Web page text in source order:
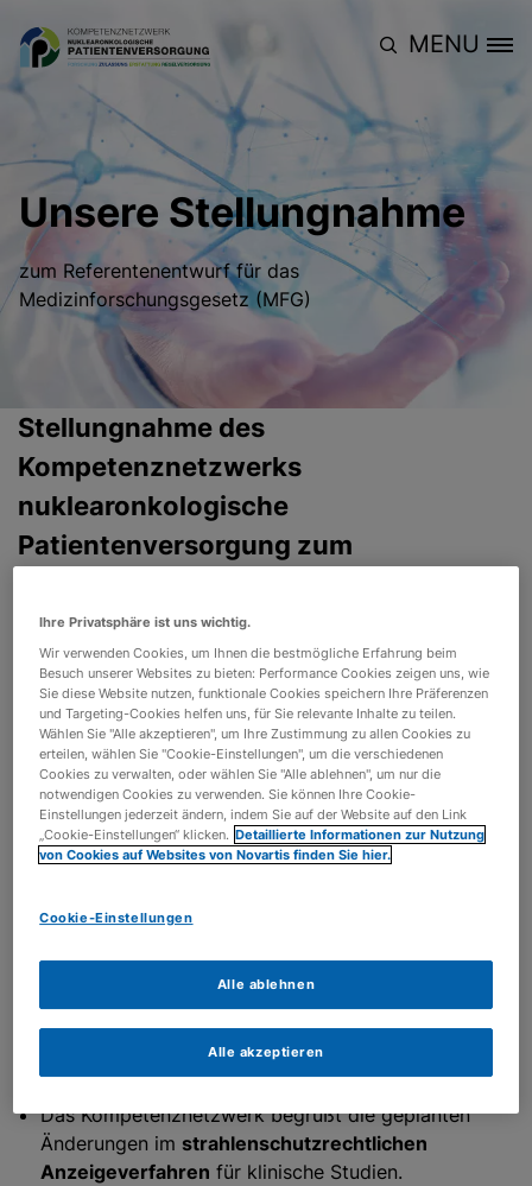
Site Logo MENU
Unsere Stellungnahme
zum Referentenentwurf für das
Medizinforschungsgesetz (MFG)
Stellungnahme des
Kompetenznetzwerks
nuklearonkologische
Patientenversorgung zum
Das Medizinforschungsgesetz zielt darauf ab, die
Bedingungen für die Entwicklung, Zulassung und
Herstellung von Arzneimitteln und Medizinprodukten in
Deutschland zu verbessern. Im Fokus des
Referentenentwurfes stehen u. a. mehr Befugnisse für
das Bundesinstitut für Arzneimittel und
Medizinprodukte (BfArM) bei der Bewertung und
Zulassung klinischer Forschungsvorhaben, die
Einrichtung einer Bundes- sowie thematisch
zur Vertraulichkeit von Erstattungsbeträgen.
Kernpunkte der Stellungnahme des
Kompetenznetzwerks nuklearonkologische
Patientenversorgung:
Das Kompetenznetzwerk begrüßt die geplanten
Änderungen im strahlenschutzrechtlichen
Anzeigeverfahren für klinische Studien.
Ihre Privatsphäre ist uns wichtig.
Wir verwenden Cookies, um Ihnen die bestmögliche Erfahrung beim
Besuch unserer Websites zu bieten: Performance Cookies zeigen uns, wie
Sie diese Website nutzen, funktionale Cookies speichern Ihre Präferenzen
und Targeting-Cookies helfen uns, für Sie relevante Inhalte zu teilen.
Wählen Sie "Alle akzeptieren", um Ihre Zustimmung zu allen Cookies zu
erteilen, wählen Sie "Cookie-Einstellungen", um die verschiedenen
Cookies zu verwalten, oder wählen Sie "Alle ablehnen", um nur die
notwendigen Cookies zu verwenden. Sie können Ihre Cookie-
Einstellungen jederzeit ändern, indem Sie auf der Website auf den Link
„Cookie-Einstellungen“ klicken. Detaillierte Informationen zur Nutzung
von Cookies auf Websites von Novartis finden Sie hier.
Cookie-Einstellungen
Alle ablehnen
Alle akzeptieren